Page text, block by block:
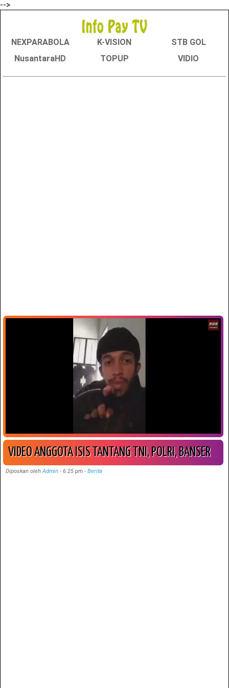
-->
NEXPARABOLA K-VISION
STB GOL
NusantaraHD
TOPUP VIDIO
VIDEO ANGGOTA ISIS TANTANG TNI, POLRI, BANSER
Diposkan olehAdmin - 6:25 pm- Berita